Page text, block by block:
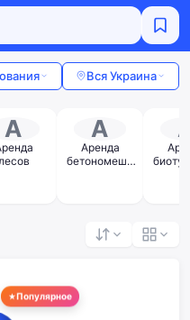
Вся Украина
А А
Аренда
бетономеша
Популярное